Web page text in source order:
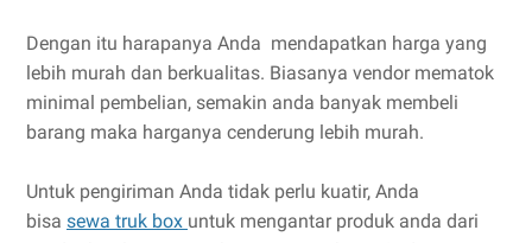
Dengan itu harapanya Anda mendapatkan harga yang
lebih murah dan berkualitas. Biasanya vendor mematok
minimal pembelian, semakin anda banyak membeli
barang maka harganya cenderung lebih murah.
Untuk pengiriman Anda tidak perlu kuatir, Anda
bisa sewa truk box untuk mengantar produk anda dari